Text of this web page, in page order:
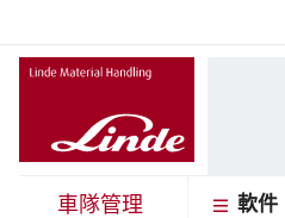
車隊管理 軟件